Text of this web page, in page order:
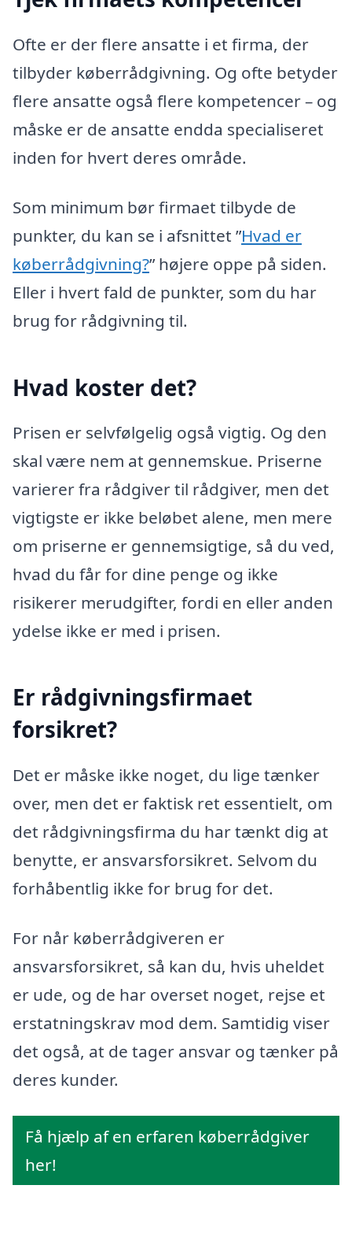
Ofte er der flere ansatte i et firma, der
tilbyder køberrådgivning. Og ofte betyder
flere ansatte også flere kompetencer – og
måske er de ansatte endda specialiseret
inden for hvert deres område.
Som minimum bør firmaet tilbyde de
punkter, du kan se i afsnittet ”Hvad er
køberrådgivning?” højere oppe på siden.
Eller i hvert fald de punkter, som du har
brug for rådgivning til.
Hvad koster det?
Prisen er selvfølgelig også vigtig. Og den
skal være nem at gennemskue. Priserne
varierer fra rådgiver til rådgiver, men det
vigtigste er ikke beløbet alene, men mere
om priserne er gennemsigtige, så du ved,
hvad du får for dine penge og ikke
risikerer merudgifter, fordi en eller anden
ydelse ikke er med i prisen.
Er rådgivningsfirmaet
forsikret?
Det er måske ikke noget, du lige tænker
over, men det er faktisk ret essentielt, om
det rådgivningsfirma du har tænkt dig at
benytte, er ansvarsforsikret. Selvom du
forhåbentlig ikke for brug for det.
For når køberrådgiveren er
ansvarsforsikret, så kan du, hvis uheldet
er ude, og de har overset noget, rejse et
erstatningskrav mod dem. Samtidig viser
det også, at de tager ansvar og tænker på
deres kunder.
Få hjælp af en erfaren køberrådgiver
her!